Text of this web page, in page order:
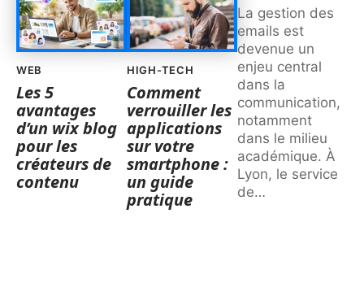
WEB
Les 5
avantages
d’un wix blog
pour les
créateurs de
contenu
HIGH-TECH
Comment
verrouiller les
applications
sur votre
smartphone :
un guide
pratique
La gestion des
emails est
devenue un
enjeu central
dans la
communication,
notamment
dans le milieu
académique. À
Lyon, le service
de…